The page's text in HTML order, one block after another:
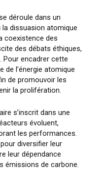
déroule dans un
dissuasion atomique
coexistence des
des débats éthiques,
Pour encadrer cette
de l’énergie atomique
de promouvoir les
la prolifération.
s’inscrit dans une
évoluent,
les performances.
diversifier leur
leur dépendance
émissions de carbone.